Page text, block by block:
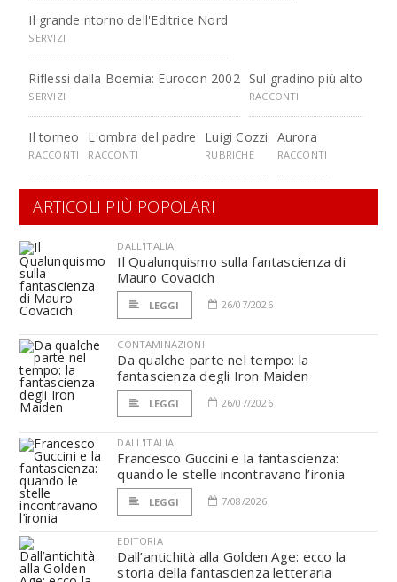
Il grande ritorno dell'Editrice Nord
SERVIZI
Riflessi dalla Boemia: Eurocon 2002
SERVIZI
Sul gradino più alto
RACCONTI
Il torneo
RACCONTI
L'ombra del padre
RACCONTI
Luigi Cozzi
RUBRICHE
Aurora
RACCONTI
ARTICOLI PIÙ POPOLARI
DALL'ITALIA
Il Qualunquismo sulla fantascienza di
Mauro Covacich
LEGGI 26/07/2026
CONTAMINAZIONI
Da qualche parte nel tempo: la
fantascienza degli Iron Maiden
LEGGI 26/07/2026
DALL'ITALIA
Francesco Guccini e la fantascienza:
quando le stelle incontravano l’ironia
LEGGI 7/08/2026
EDITORIA
Dall’antichità alla Golden Age: ecco la
storia della fantascienza letteraria